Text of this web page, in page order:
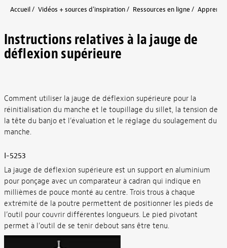
Accueil Vidéos + sources d’inspiration Ressources en ligne
Instructions relatives à la jauge de
déflexion supérieure
Comment utiliser la jauge de déflexion supérieure pour la
réinitialisation du manche et le toupillage du sillet, la tension de
la tête du banjo et l’évaluation et le réglage du soulagement du
manche.
I-5253
La jauge de déflexion supérieure est un support en aluminium
pour ponçage avec un comparateur à cadran qui indique en
millièmes de pouce monté au centre. Trois trous à chaque
extrémité de la poutre permettent de positionner les pieds de
l’outil pour couvrir différentes longueurs. Le pied pivotant
permet à l’outil de se tenir debout sans être tenu.